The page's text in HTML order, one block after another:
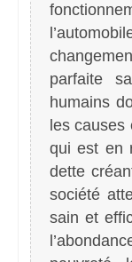
parfaite
humains
les
qui est en
dette
société
sain et